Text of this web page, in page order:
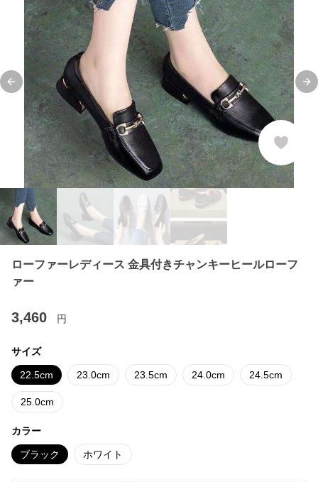
Previous slide
ローファーレディース 金具付きチャンキーヒールローフ
ァー
3,460 円
サイズ
22.5cm 23.0cm 23.5cm 24.0cm 24.5cm
25.0cm
カラー
ブラック ホワイト